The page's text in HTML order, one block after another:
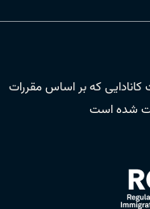
که بر اساس مقررات
شده است